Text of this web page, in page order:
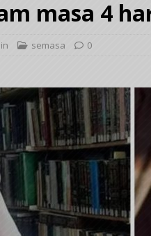
masa 4
semasa 0